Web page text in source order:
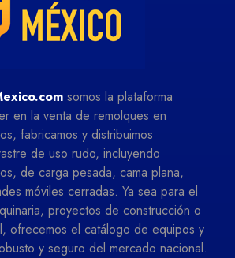
somos la plataforma
en la venta de remolques en
fabricamos y distribuimos
de uso rudo, incluyendo
de carga pesada, cama plana,
móviles cerradas. Ya sea para el
proyectos de construcción o
ofrecemos el catálogo de equipos y
y seguro del mercado nacional.